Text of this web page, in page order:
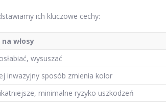
ich kluczowe cechy:
na włosy
wysuszać
inwazyjny sposób zmienia kolor
minimalne ryzyko uszkodzeń